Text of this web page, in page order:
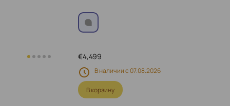
4,499
€
В наличии с 07.08.2026
В корзину